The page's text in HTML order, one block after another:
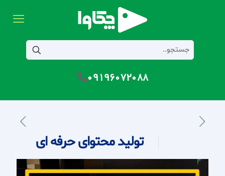
09196072088
تولید محتوای حرفه ای